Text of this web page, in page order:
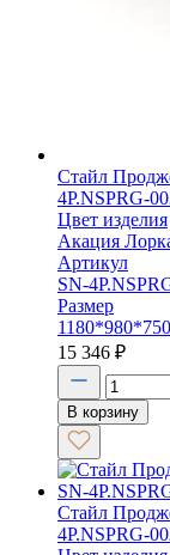
Стайл
4P.NSPRG-
Цвет изделия
Акация
Артикул
SN-
Размер
1180*980*750
15 346 ₽
В корзину
Стайл
4P.NSPRG-